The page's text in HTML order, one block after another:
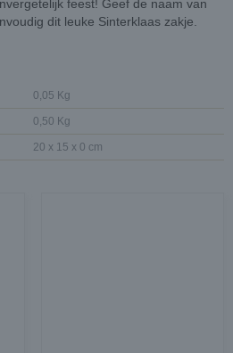
feest! Geef de naam van
dit leuke Sinterklaas zakje.
0,05 Kg
0,50 Kg
20 x 15 x 0 cm